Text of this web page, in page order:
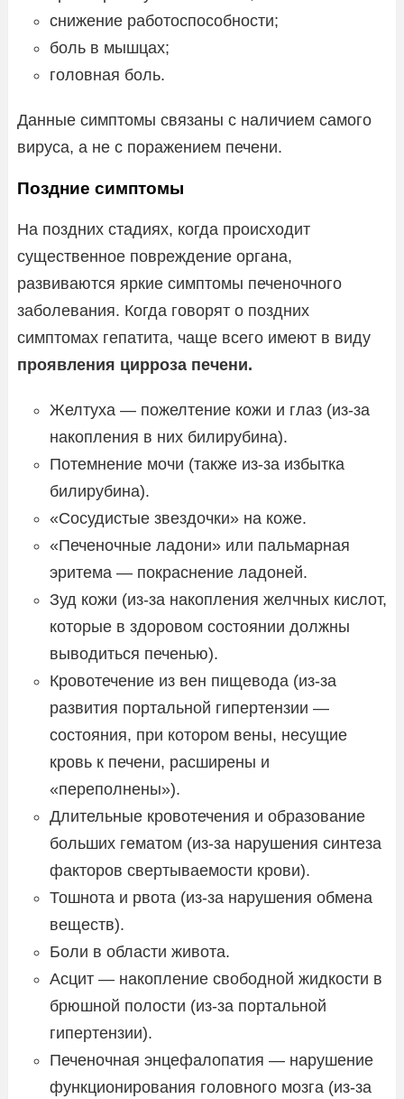
снижение работоспособности;
боль в мышцах;
головная боль.
Данные симптомы связаны с наличием самого
вируса, а не с поражением печени.
Поздние симптомы
На поздних стадиях, когда происходит
существенное повреждение органа,
развиваются яркие симптомы печеночного
заболевания. Когда говорят о поздних
симптомах гепатита, чаще всего имеют в виду
проявления цирроза печени.
Желтуха — пожелтение кожи и глаз (из-за
накопления в них билирубина).
Потемнение мочи (также из-за избытка
билирубина).
«Сосудистые звездочки» на коже.
«Печеночные ладони» или пальмарная
эритема — покраснение ладоней.
Зуд кожи (из-за накопления желчных кислот,
которые в здоровом состоянии должны
выводиться печенью).
Кровотечение из вен пищевода (из-за
развития портальной гипертензии —
состояния, при котором вены, несущие
кровь к печени, расширены и
«переполнены»).
Длительные кровотечения и образование
больших гематом (из-за нарушения синтеза
факторов свертываемости крови).
Тошнота и рвота (из-за нарушения обмена
веществ).
Боли в области живота.
Асцит — накопление свободной жидкости в
брюшной полости (из-за портальной
гипертензии).
Печеночная энцефалопатия — нарушение
функционирования головного мозга (из-за